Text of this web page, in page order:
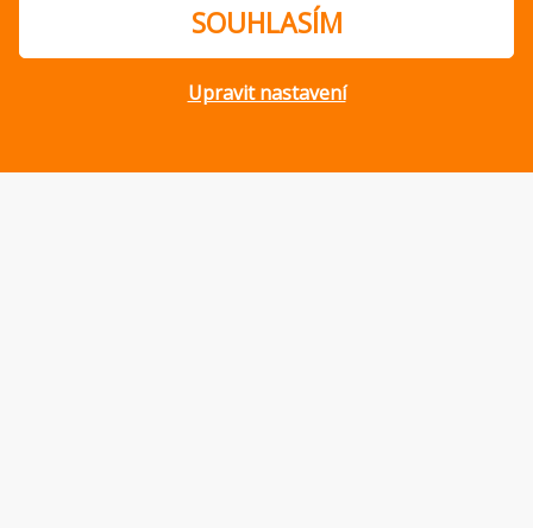
10 způsobů, jak využít
SOUHLASÍM
Upravit nastavení